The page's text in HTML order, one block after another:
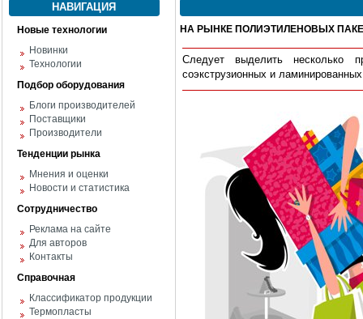
НАВИГАЦИЯ
Новые технологии
Новинки
Технологии
Подбор оборудования
Блоги производителей
Поставщики
Производители
Тенденции рынка
Мнения и оценки
Новости и статистика
Сотрудничество
Реклама на сайте
Для авторов
Контакты
Справочная
Классификатор продукции
Термопласты
НА РЫНКЕ ПОЛИЭТИЛЕНОВЫХ
Следует выделить несколько
соэкструзионных и